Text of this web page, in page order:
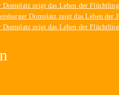
Domplatz zeigt das Leben der
Domplatz zeigt das Leben der
Domplatz zeigt das Leben der